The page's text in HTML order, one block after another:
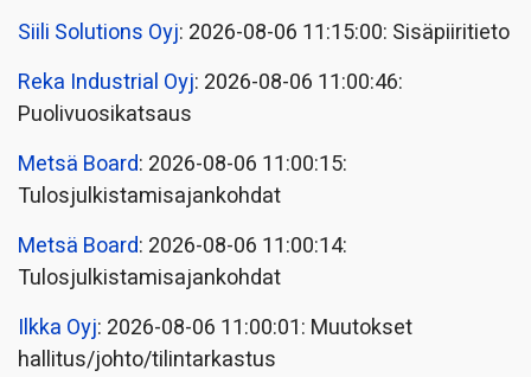
Siili Solutions Oyj: 2026-08-06 11:15:00: Sisäpiiritieto
Reka Industrial Oyj: 2026-08-06 11:00:46:
Puolivuosikatsaus
Metsä Board: 2026-08-06 11:00:15:
Tulosjulkistamisajankohdat
Metsä Board: 2026-08-06 11:00:14:
Tulosjulkistamisajankohdat
Ilkka Oyj: 2026-08-06 11:00:01: Muutokset
hallitus/johto/tilintarkastus